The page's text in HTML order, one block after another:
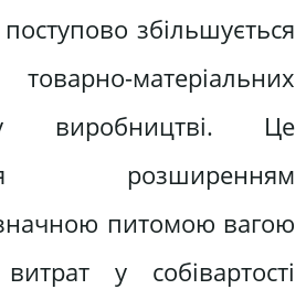
збільшується
матеріальних
виробництві. Це
розширенням
питомою вагою
у собівартості